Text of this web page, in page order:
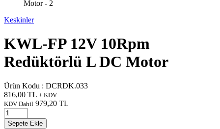
Keskinler
KWL-FP 12V 10Rpm
Redüktörlü L DC Motor
Ürün Kodu : DCRDK.033
816,00 TL + KDV
KDV Dahil 979,20 TL
Sepete Ekle